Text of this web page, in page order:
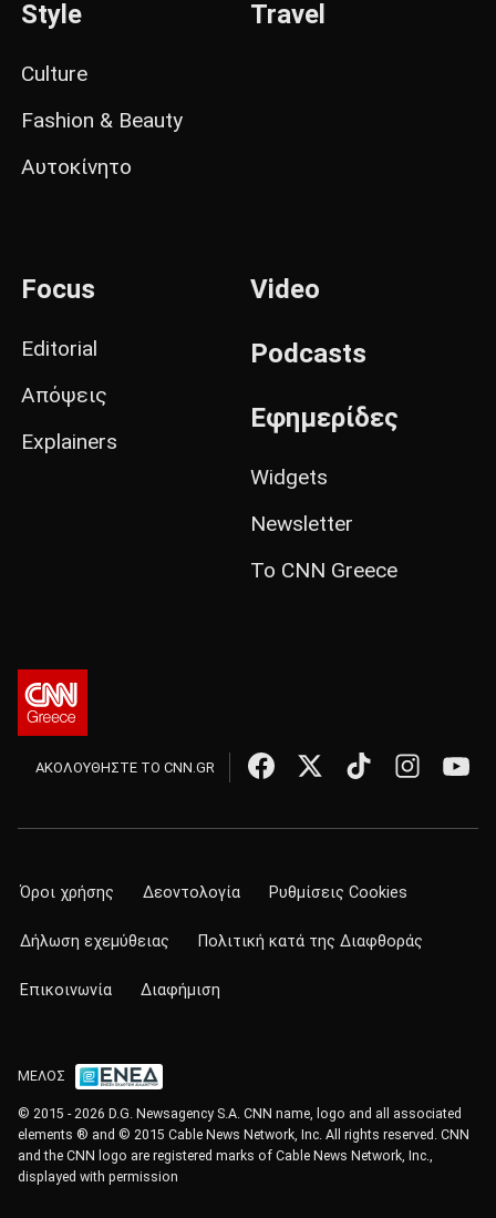
Style
Culture
Fashion & Beauty
Αυτοκίνητο
Travel
Focus
Editorial
Απόψεις
Explainers
Video
Podcasts
Εφημερίδες
Widgets
Newsletter
Το CNN Greece
ΑΚΟΛΟΥΘΗΣΤΕ ΤΟ CNN.GR
Όροι χρήσης Δεοντολογία Ρυθμίσεις Cookies
Δήλωση εχεμύθειας Πολιτική κατά της Διαφθοράς
Επικοινωνία Διαφήμιση
ΜΕΛΟΣ
© 2015 - 2026 D.G. Newsagency S.A. CNN name, logo and all associated
elements ® and © 2015 Cable News Network, Inc. All rights reserved. CNN
and the CNN logo are registered marks of Cable News Network, Inc.,
displayed with permission